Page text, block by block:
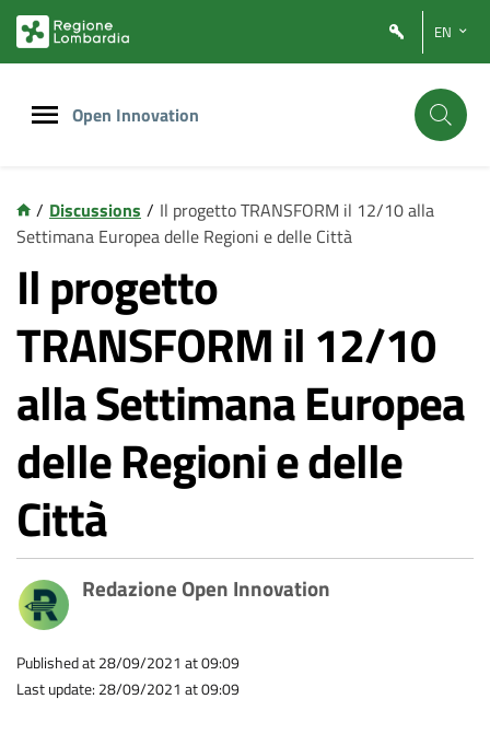
contenuto
footer
EN
Open Innovation
/ Discussions / Il progetto TRANSFORM il 12/10 alla
Settimana Europea delle Regioni e delle Città
Il progetto
TRANSFORM il 12/10
alla Settimana Europea
delle Regioni e delle
Città
Redazione Open Innovation
Published at 28/09/2021 at 09:09
Last update: 28/09/2021 at 09:09